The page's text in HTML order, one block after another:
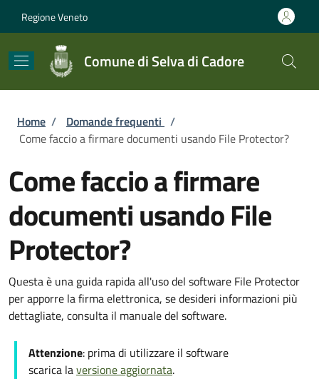
Regione Veneto
Comune di Selva di Cadore
Briciole di pane
Home / Domande frequenti /
Come faccio a firmare documenti usando File Protector?
Come faccio a firmare
documenti usando File
Protector?
Questa è una guida rapida all'uso del software File Protector
per apporre la firma elettronica, se desideri informazioni più
dettagliate, consulta il manuale del software.
Attenzione: prima di utilizzare il software
scarica laversione aggiornata.